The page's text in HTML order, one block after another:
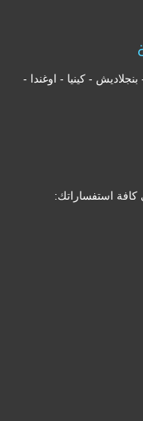
- كينيا - اوغندا -
كافة استفساراتك: